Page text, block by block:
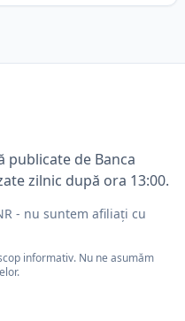
publicate de Banca
zilnic după ora 13:00.
- nu suntem afiliați cu
informativ. Nu ne asumăm